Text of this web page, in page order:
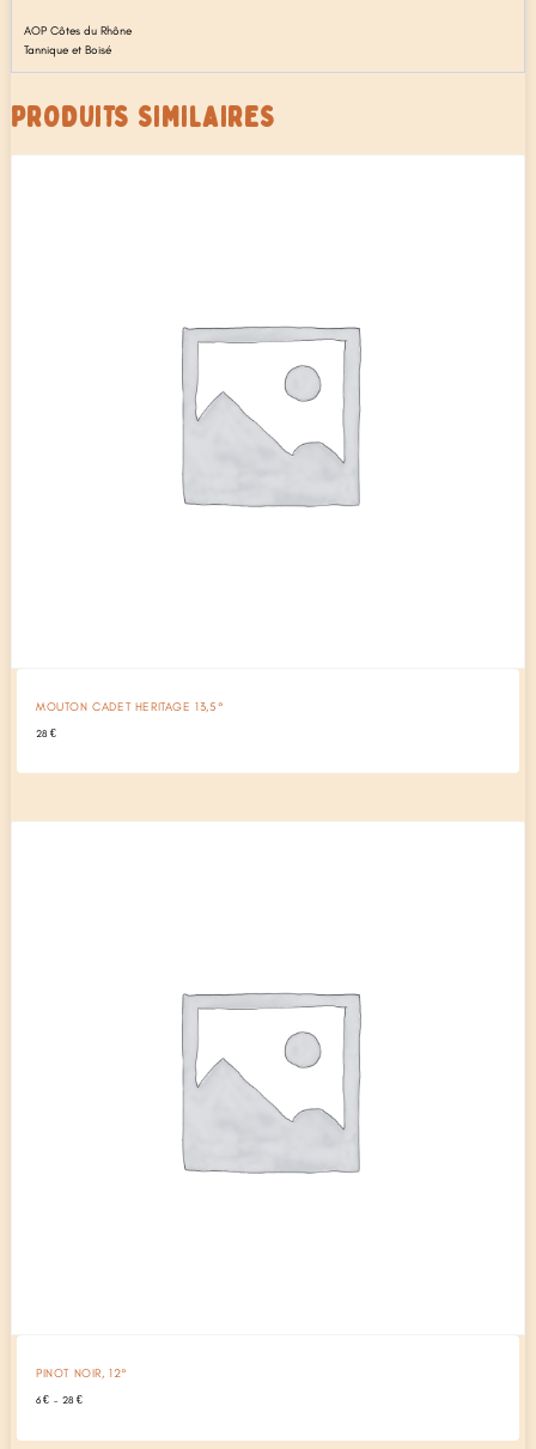
AOP Côtes du Rhône
Tannique et Boisé
PRODUITS SIMILAIRES
MOUTON CADET HERITAGE 13,5°
28 €
PINOT NOIR, 12°
6 € – 28 €Plage